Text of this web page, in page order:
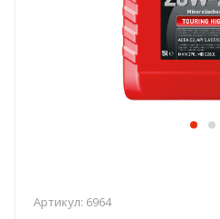
Артикул: 6964